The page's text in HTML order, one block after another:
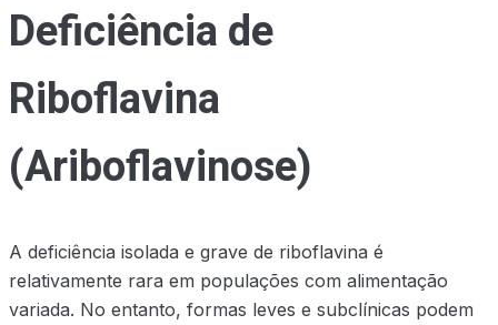
Deficiência de
Riboflavina
(Ariboflavinose)
A deficiência isolada e grave de riboflavina é
relativamente rara em populações com alimentação
variada. No entanto, formas leves e subclínicas podem